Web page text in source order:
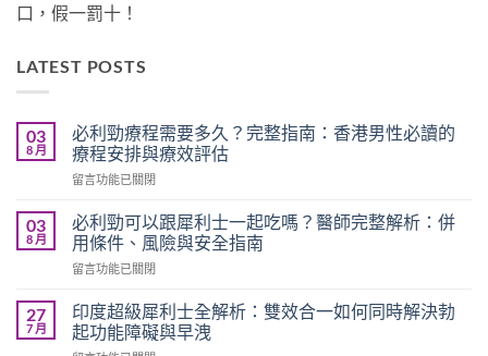
口，假一罰十！
LATEST POSTS
03
8 月
必利勁療程需要多久？完整指南：香港男性必讀的
療程安排與療效評估
在
利
勁
療
程
要
多
久？
留言功能已關閉
03
8 月
必利勁可以跟犀利士一起吃嗎？醫師完整解析：併
用條件、風險與安全指南
在
利
勁
可
留言功能已關閉
27
7 月
印度超級犀利士全解析：雙效合一如何同時解決勃
起功能障礙與早洩